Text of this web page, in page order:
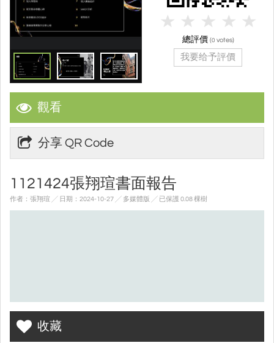
觀看
分享 QR Code
1121424張翔瑄書面報告
作者：張翔瑄 ╱ 日期：2024-10-27 ╱ 多媒體版 ╱ 已保護 0.08 棵樹
收藏
總評價 (0 votes)
我要给予評價